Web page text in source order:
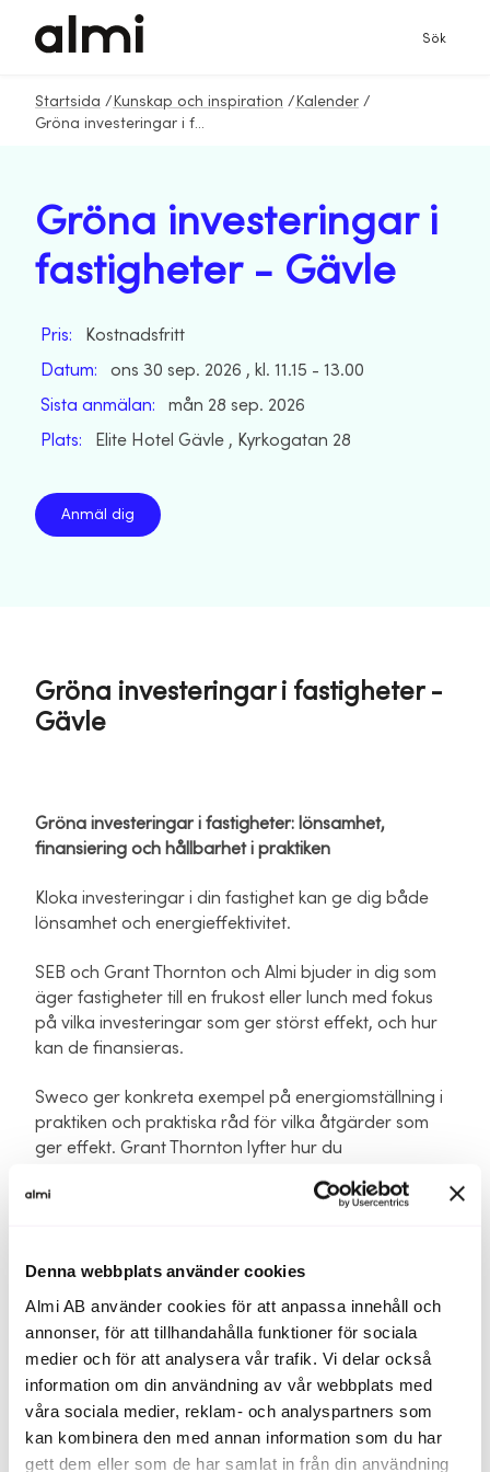
Denna webbplats använder cookies
Almi AB använder cookies för att anpassa innehåll och
annonser, för att tillhandahålla funktioner för sociala
medier och för att analysera vår trafik. Vi delar också
information om din användning av vår webbplats med
våra sociala medier, reklam- och analyspartners som
kan kombinera den med annan information som du har
gett dem eller som de har samlat in från din användning
Sök
Startsida / Kunskap och inspiration / Kalender /
Gröna investeringar i fastigheter - Gävle
Gröna investeringar i
fastigheter - Gävle
Pris:
Kostnadsfritt
Datum:
ons 30 sep. 2026 , kl. 11.15 - 13.00
Sista anmälan:
mån 28 sep. 2026
Plats:
Elite Hotel Gävle , Kyrkogatan 28
Anmäl dig
Gröna investeringar i fastigheter -
Gävle
Gröna investeringar i fastigheter: lönsamhet,
finansiering och hållbarhet i praktiken
Kloka investeringar i din fastighet kan ge dig både
lönsamhet och energieffektivitet.
SEB och Grant Thornton och Almi bjuder in dig som
äger fastigheter till en frukost eller lunch med fokus
på vilka investeringar som ger störst effekt, och hur
kan de finansieras.
Sweco ger konkreta exempel på energiomställning i
praktiken och praktiska råd för vilka åtgärder som
ger effekt. Grant Thornton lyfter hur du
gröna investeringar och SEB pratar om hur
Under seminariet får du bland annat ta del av:
Hur du kan fånga hållbarhetsdata i din bokföring
Konkreta åtgärder för energieffektivisering och vilka
effekter de kan ge
Erfarenheter och lärdomar från genomförda projekt